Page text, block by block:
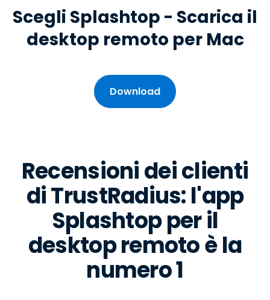
Scegli Splashtop - Scarica il
desktop remoto per Mac
Download
Recensioni dei clienti
di TrustRadius: l'app
Splashtop per il
desktop remoto è la
numero 1